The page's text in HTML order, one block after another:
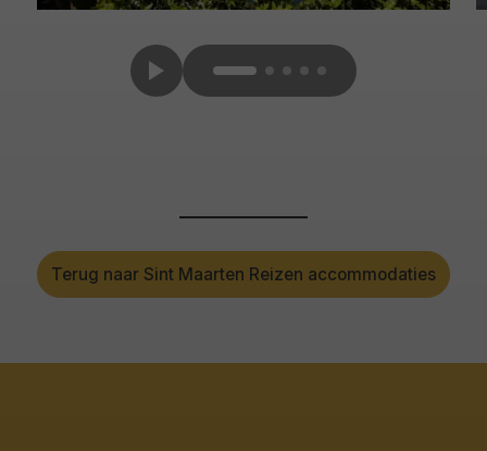
Terug naar Sint Maarten Reizen accommodaties